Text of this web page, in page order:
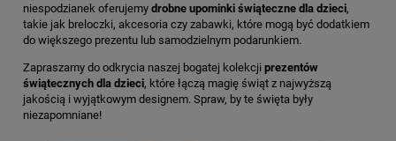
niespodzianek oferujemy drobne upominki świąteczne dla dzieci,
takie jak breloczki, akcesoria czy zabawki, które mogą być dodatkiem
do większego prezentu lub samodzielnym podarunkiem.
Zapraszamy do odkrycia naszej bogatej kolekcji prezentów
świątecznych dla dzieci, które łączą magię świąt z najwyższą
jakością i wyjątkowym designem. Spraw, by te święta były
niezapomniane!